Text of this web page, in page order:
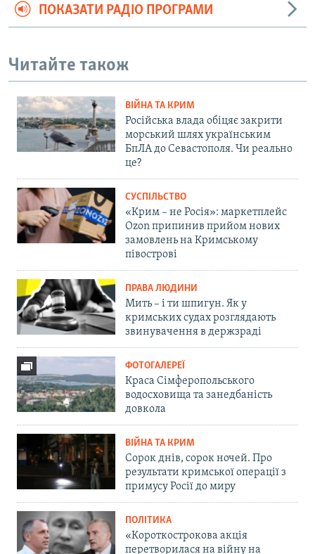
ПОКАЗАТИ РАДІО ПРОГРАМИ
Читайте також
ВІЙНА ТА КРИМ
Російська влада обіцяє закрити
морський шлях українським
БпЛА до Севастополя. Чи реально
це?
СУСПІЛЬСТВО
«Крим – не Росія»: маркетплейс
Ozon припинив прийом нових
замовлень на Кримському
півострові
ПРАВА ЛЮДИНИ
Мить – і ти шпигун. Як у
кримських судах розглядають
звинувачення в держзраді
ФОТОГАЛЕРЕЇ
Краса Сімферопольського
водосховища та занедбаність
довкола
ВІЙНА ТА КРИМ
Сорок днів, сорок ночей. Про
результати кримської операції з
примусу Росії до миру
ПОЛІТИКА
«Короткострокова акція
перетворилася на війну на